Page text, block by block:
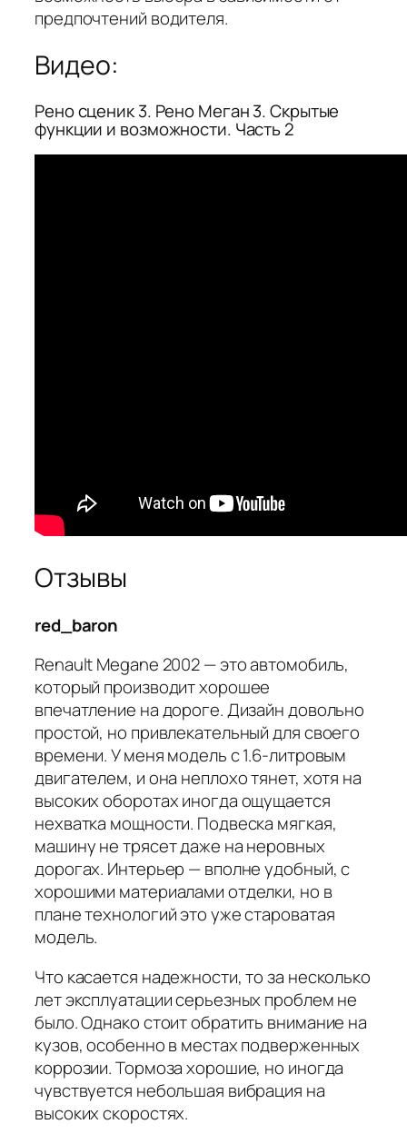
предпочтений водителя.
Видео:
Рено сценик 3. Рено Меган 3. Скрытые
функции и возможности. Часть 2
Отзывы
red_baron
Renault Megane 2002 — это автомобиль,
который производит хорошее
впечатление на дороге. Дизайн довольно
простой, но привлекательный для своего
времени. У меня модель с 1.6-литровым
двигателем, и она неплохо тянет, хотя на
высоких оборотах иногда ощущается
нехватка мощности. Подвеска мягкая,
машину не трясет даже на неровных
дорогах. Интерьер — вполне удобный, с
хорошими материалами отделки, но в
плане технологий это уже староватая
модель.
Что касается надежности, то за несколько
лет эксплуатации серьезных проблем не
было. Однако стоит обратить внимание на
кузов, особенно в местах подверженных
коррозии. Тормоза хорошие, но иногда
чувствуется небольшая вибрация на
высоких скоростях.